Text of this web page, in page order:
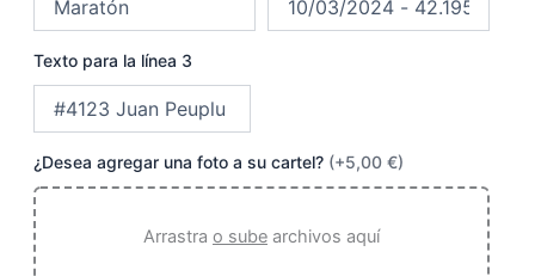
Texto para la línea 3
¿Desea agregar una foto a su cartel? (+5,00 €)
Arrastra o sube archivos aquí